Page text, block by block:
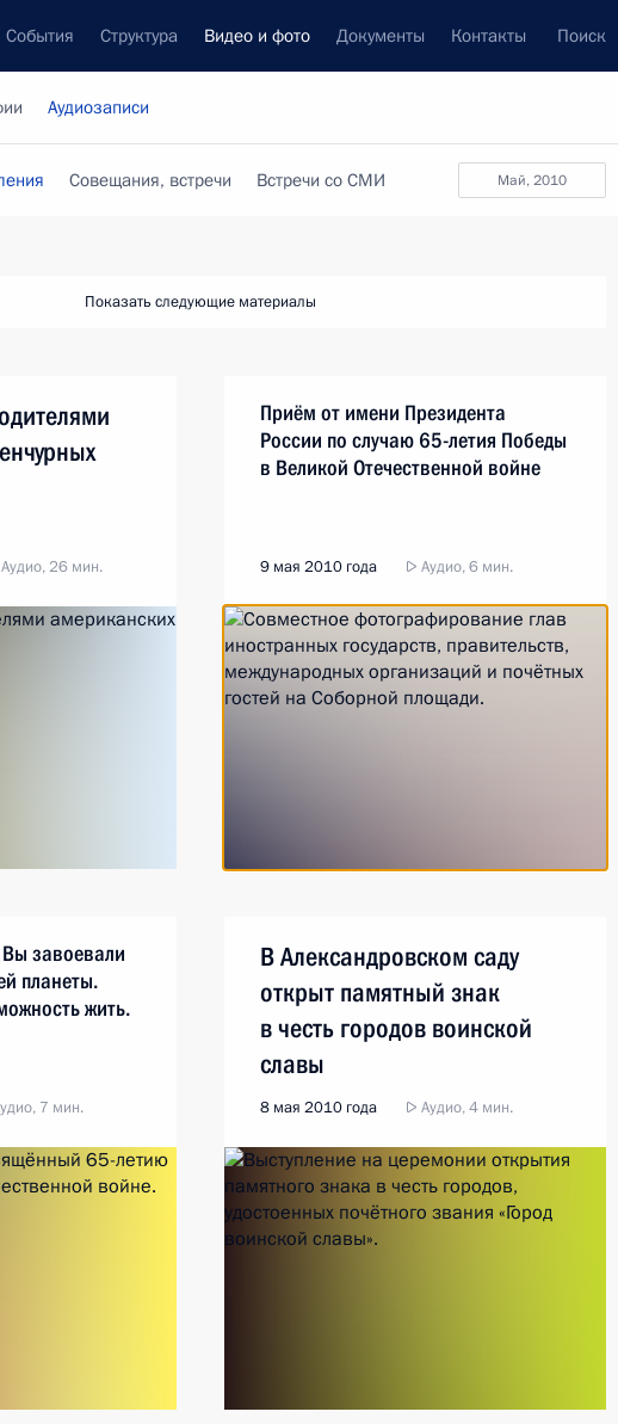
События Структура Видео и фото Документы Контакты Поиск
Аудиозаписи
май, 2010
Совещания, встречи Встречи со СМИ
Показать следующие материалы
Аудио, 26 мин.
Приём от имени Президента
России по случаю 65-летия Победы
в Великой Отечественной войне
9 мая 2010 года Аудио, 6 мин.
завоевали
планеты.
жить.
7 мин.
В Александровском саду
открыт памятный знак
в честь городов воинской
славы
8 мая 2010 года Аудио, 4 мин.